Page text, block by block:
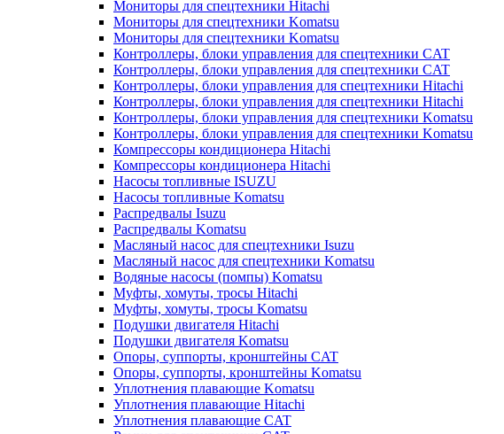
Мониторы для спецтехники Hitachi
Мониторы для спецтехники Komatsu
Мониторы для спецтехники Komatsu
Контроллеры, блоки управления для спецтехники CAT
Контроллеры, блоки управления для спецтехники CAT
Контроллеры, блоки управления для спецтехники Hitachi
Контроллеры, блоки управления для спецтехники Hitachi
Контроллеры, блоки управления для спецтехники Komatsu
Контроллеры, блоки управления для спецтехники Komatsu
Компрессоры кондиционера Hitachi
Компрессоры кондиционера Hitachi
Насосы топливные ISUZU
Насосы топливные Komatsu
Распредвалы Isuzu
Распредвалы Komatsu
Масляный насос для спецтехники Isuzu
Масляный насос для спецтехники Komatsu
Водяные насосы (помпы) Komatsu
Муфты, хомуты, тросы Hitachi
Муфты, хомуты, тросы Komatsu
Подушки двигателя Hitachi
Подушки двигателя Komatsu
Опоры, суппорты, кронштейны CAT
Опоры, суппорты, кронштейны Komatsu
Уплотнения плавающие Komatsu
Уплотнения плавающие Hitachi
Уплотнения плавающие CAT